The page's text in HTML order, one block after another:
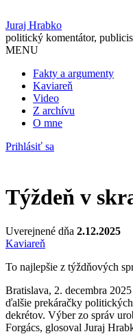
Juraj Hrabko
politický komentátor,
MENU
Fakty a argumenty
Kaviareň
Video
Z archívu
O mne
Prihlásiť sa
Týždeň v
Uverejnené dňa 2.12.2025
Kaviareň
To najlepšie z týždňových
Bratislava, 2. decembra
ďalšie prekáračky
dekrétov. Výber zo správ
Forgács, glosoval Juraj